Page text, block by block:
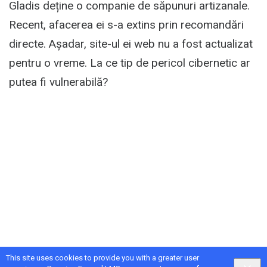
This site uses cookies to provide you with a greater user
Gladis deține o companie de săpunuri artizanale.
Recent, afacerea ei s-a extins prin recomandări
directe. Așadar, site-ul ei web nu a fost actualizat
pentru o vreme. La ce tip de pericol cibernetic ar
putea fi vulnerabilă?